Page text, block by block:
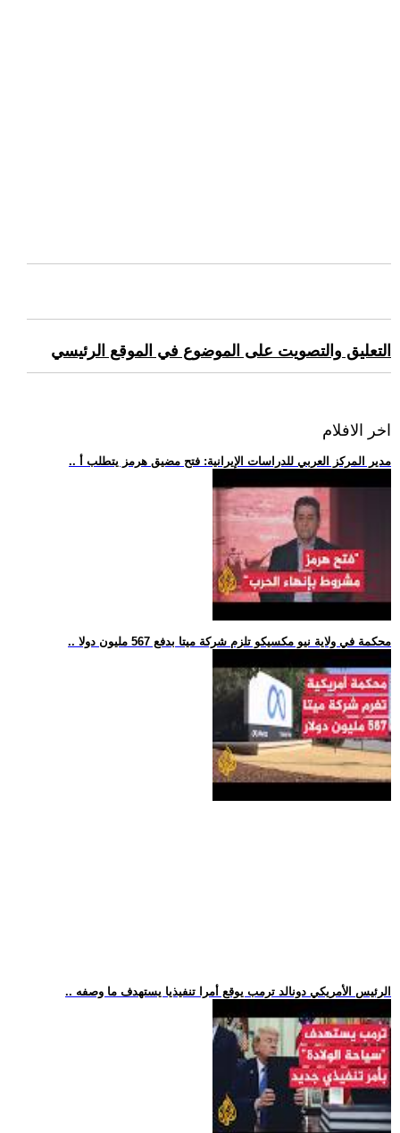
التعليق والتصويت على الموضوع في الموقع الرئيسي
اخر الافلام
.. مدير المركز العربي للدراسات الإيرانية: فتح مضيق هرمز يتطلب أ
.. محكمة في ولاية نيو مكسيكو تلزم شركة ميتا بدفع 567 مليون دولا
.. الرئيس الأمريكي دونالد ترمب يوقع أمرا تنفيذيا يستهدف ما وصفه